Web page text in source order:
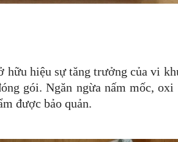
hữu hiệu sự tăng trưởng của vi
gói. Ngăn ngừa nấm mốc,
được bảo quản.